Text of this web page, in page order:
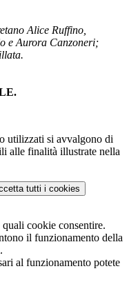
Alice Ruffino,
e Aurora Canzoneri;
utilizzati si avvalgono di
alle finalità illustrate nella
tutti i cookies
quali cookie consentire.
il funzionamento della
al funzionamento potete